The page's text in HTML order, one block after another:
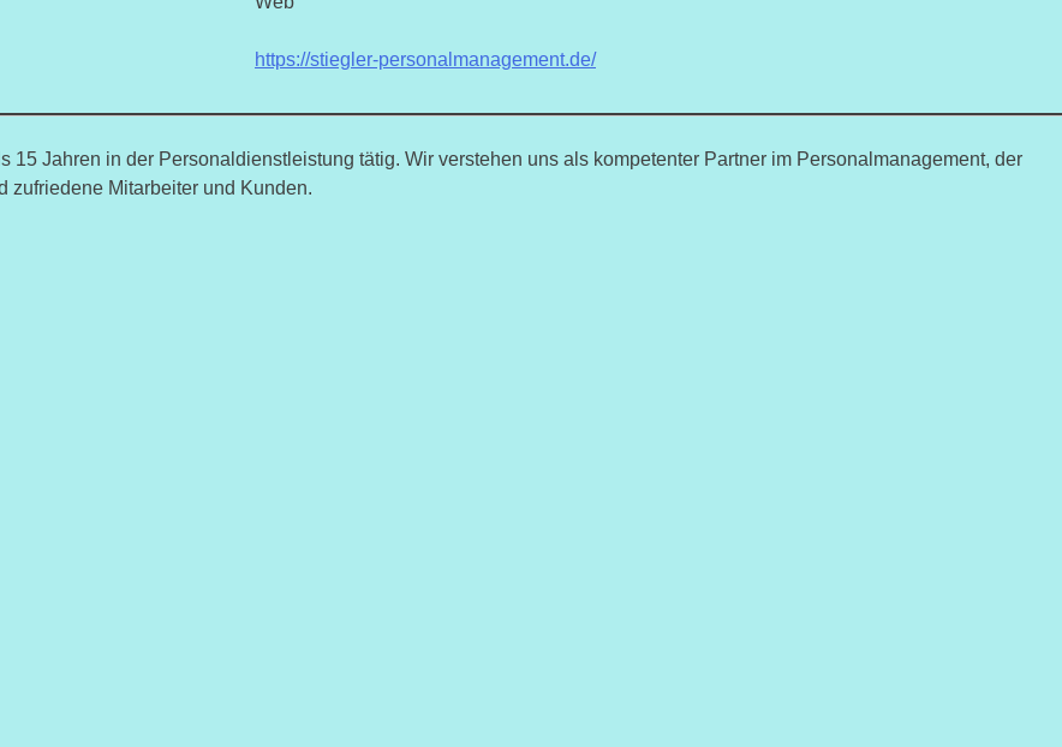
https://stiegler-personalmanagement.de/
15 Jahren in der Personaldienstleistung tätig. Wir verstehen uns als kompetenter Partner im Personalmanagement, der
zufriedene Mitarbeiter und Kunden.